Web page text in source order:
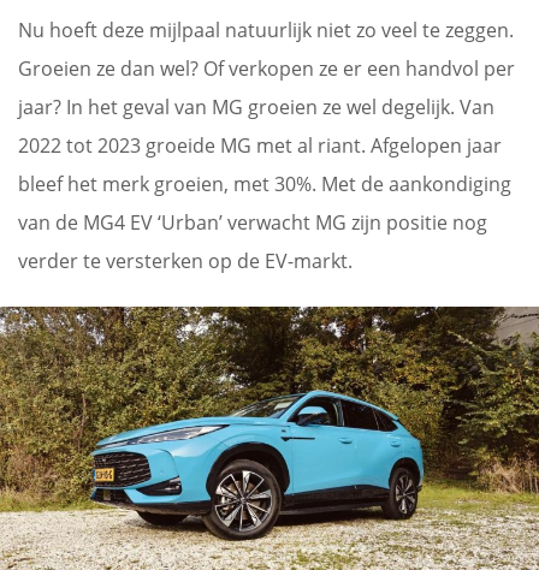
Nu hoeft deze mijlpaal natuurlijk niet zo veel te zeggen.
Groeien ze dan wel? Of verkopen ze er een handvol per
jaar? In het geval van MG groeien ze wel degelijk. Van
2022 tot 2023 groeide MG met al riant. Afgelopen jaar
bleef het merk groeien, met 30%. Met de aankondiging
van de MG4 EV ‘Urban’ verwacht MG zijn positie nog
verder te versterken op de EV-markt.